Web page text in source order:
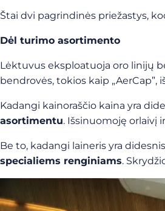
Štai dvi pagrindinės priežastys,
Dėl turimo asortimento
Lėktuvus eksploatuoja oro linijų
bendrovės, tokios kaip
Kadangi kainoraščio kaina yra
asortimentu. Išsinuomoję orlaivį
Be to, kadangi laineris yra
specialiems renginiams.